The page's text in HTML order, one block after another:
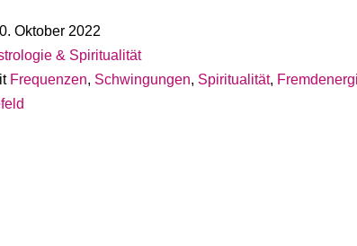
uns
alle
Oktober 2022
& Spiritualität
Frequenzen, Schwingungen, Spiritualität,